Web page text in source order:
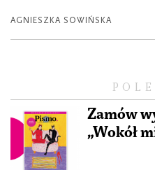
Zamów
„Wokół
AGNIESZKA SOWIŃSKA